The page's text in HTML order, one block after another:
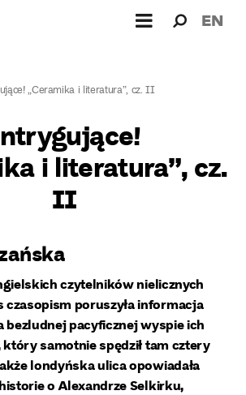
dla: EN
„Ceramika i literatura”, cz. II
i literatura”, cz.
II
czytelników nielicznych
czasopism poruszyła informacja
bezludnej pacyficznej wyspie ich
samotnie spędził tam cztery
londyńska ulica opowiadała
o Alexandrze Selkirku,